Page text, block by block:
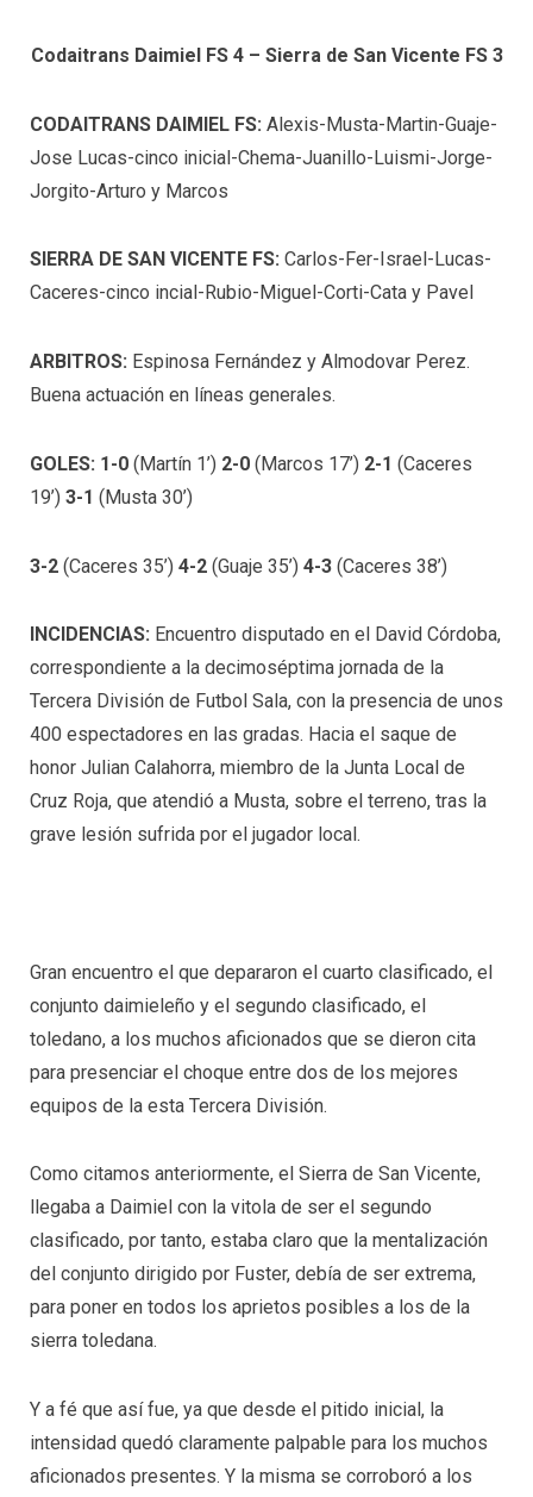
Codaitrans Daimiel FS 4 – Sierra de San Vicente FS 3
CODAITRANS DAIMIEL FS: Alexis-Musta-Martin-Guaje-
Jose Lucas-cinco inicial-Chema-Juanillo-Luismi-Jorge-
Jorgito-Arturo y Marcos
SIERRA DE SAN VICENTE FS: Carlos-Fer-Israel-Lucas-
Caceres-cinco incial-Rubio-Miguel-Corti-Cata y Pavel
ARBITROS: Espinosa Fernández y Almodovar Perez.
Buena actuación en líneas generales.
GOLES: 1-0 (Martín 1’) 2-0 (Marcos 17’) 2-1 (Caceres
19’) 3-1 (Musta 30’)
3-2 (Caceres 35’) 4-2 (Guaje 35’) 4-3 (Caceres 38’)
INCIDENCIAS: Encuentro disputado en el David Córdoba,
correspondiente a la decimoséptima jornada de la
Tercera División de Futbol Sala, con la presencia de unos
400 espectadores en las gradas. Hacia el saque de
honor Julian Calahorra, miembro de la Junta Local de
Cruz Roja, que atendió a Musta, sobre el terreno, tras la
grave lesión sufrida por el jugador local.
Gran encuentro el que depararon el cuarto clasificado, el
conjunto daimieleño y el segundo clasificado, el
toledano, a los muchos aficionados que se dieron cita
para presenciar el choque entre dos de los mejores
equipos de la esta Tercera División.
Como citamos anteriormente, el Sierra de San Vicente,
llegaba a Daimiel con la vitola de ser el segundo
clasificado, por tanto, estaba claro que la mentalización
del conjunto dirigido por Fuster, debía de ser extrema,
para poner en todos los aprietos posibles a los de la
sierra toledana.
Y a fé que así fue, ya que desde el pitido inicial, la
intensidad quedó claramente palpable para los muchos
aficionados presentes. Y la misma se corroboró a los